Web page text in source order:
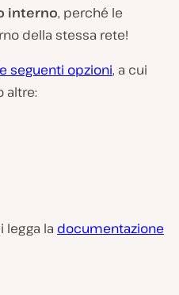
interno, perché le
della stessa rete!
seguenti opzioni, a cui
altre:
legga la documentazione